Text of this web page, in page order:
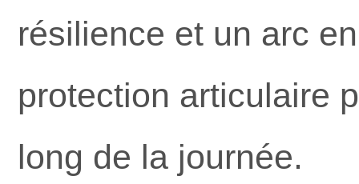
résilience et un arc
protection articulaire
long de la journée.